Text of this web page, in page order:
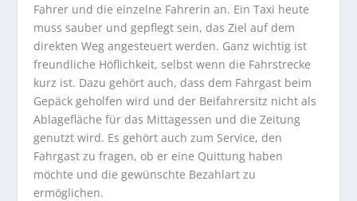
Fahrer und die einzelne Fahrerin an. Ein Taxi heute
muss sauber und gepflegt sein, das Ziel auf dem
direkten Weg angesteuert werden. Ganz wichtig ist
freundliche Höflichkeit, selbst wenn die Fahrstrecke
kurz ist. Dazu gehört auch, dass dem Fahrgast beim
Gepäck geholfen wird und der Beifahrersitz nicht als
Ablagefläche für das Mittagessen und die Zeitung
genutzt wird. Es gehört auch zum Service, den
Fahrgast zu fragen, ob er eine Quittung haben
möchte und die gewünschte Bezahlart zu
ermöglichen.